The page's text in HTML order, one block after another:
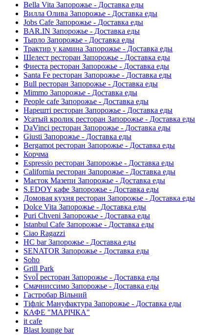
Bella Vita Запорожье - Доставка еды
Вилла Олива Запорожье - Доставка еды
Jobs Cafe Запорожье - Доставка еды
BAR.IN Запорожье - Доставка еды
Тырло Запорожье - Доставка еды
Трактир у камина Запорожье - Доставка еды
Шелест ресторан Запорожье - Доставка еды
Фиеста ресторан Запорожье - Доставка еды
Santa Fe ресторан Запорожье - Доставка еды
Bull ресторан Запорожье - Доставка еды
Mimmo Запорожье - Доставка еды
People cafe Запорожье - Доставка еды
Нарешті ресторан Запорожье - Доставка еды
Усатый кролик ресторан Запорожье - Доставка еды
DaVinci ресторан Запорожье - Доставка еды
Giusti Запорожье - Доставка еды
Bergamot ресторан Запорожье - Доставка еды
Корчма
Espressio ресторан Запорожье - Доставка еды
California ресторан Запорожье - Доставка еды
Маєток Мазепи Запорожье - Доставка еды
S.EDOY кафе Запорожье - Доставка еды
Домовая кухня ресторан Запорожье - Доставка еды
Dolce Vita Запорожье - Доставка еды
Puri Chveni Запорожье - Доставка еды
Istanbul Cafe Запорожье - Доставка еды
Ciao Ragazzi
HC bar Запорожье - Доставка еды
SENATOR Запорожье - Доставка еды
Soho
Grill Park
SvoЇ ресторан Запорожье - Доставка еды
Смачниссимо Запорожье - Доставка еды
Гастробар Вільний
Тіфліс Мануфактура Запорожье - Доставка еды
КАФЕ "МАРІЧКА"
it cafe
Blast lounge bar